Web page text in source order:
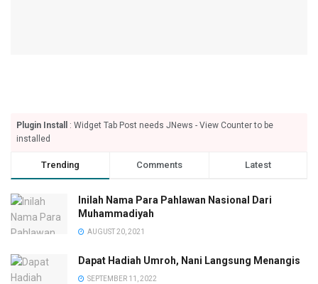
Plugin Install
: Widget Tab Post needs JNews - View Counter to be
installed
Trending Comments Latest
Inilah Nama Para Pahlawan Nasional Dari
Muhammadiyah
AUGUST 20, 2021
Dapat Hadiah Umroh, Nani Langsung Menangis
SEPTEMBER 11, 2022